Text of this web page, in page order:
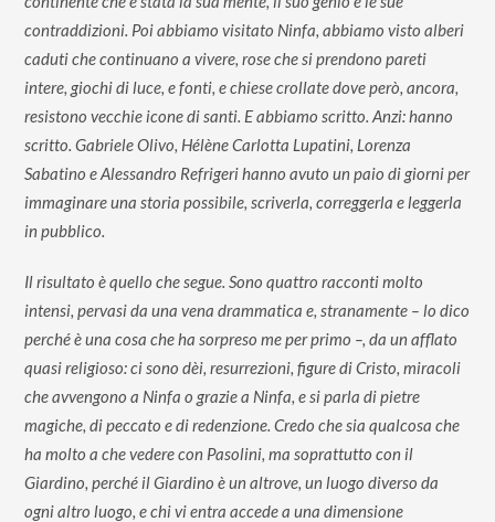
contraddizioni. Poi abbiamo visitato Ninfa, abbiamo visto alberi
caduti che continuano a vivere, rose che si prendono pareti
intere, giochi di luce, e fonti, e chiese crollate dove però, ancora,
resistono vecchie icone di santi. E abbiamo scritto. Anzi: hanno
scritto. Gabriele Olivo, Hélène Carlotta Lupatini, Lorenza
Sabatino e Alessandro Refrigeri hanno avuto un paio di giorni per
immaginare una storia possibile, scriverla, correggerla e leggerla
in pubblico.
Il risultato è quello che segue. Sono quattro racconti molto
intensi, pervasi da una vena drammatica e, stranamente – lo dico
perché è una cosa che ha sorpreso me per primo –, da un afflato
quasi religioso: ci sono dèi, resurrezioni, figure di Cristo, miracoli
che avvengono a Ninfa o grazie a Ninfa, e si parla di pietre
magiche, di peccato e di redenzione. Credo che sia qualcosa che
ha molto a che vedere con Pasolini, ma soprattutto con il
Giardino, perché il Giardino è un altrove, un luogo diverso da
ogni altro luogo, e chi vi entra accede a una dimensione